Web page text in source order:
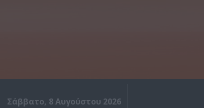
Σάββατο, 8 Αυγούστου 2026